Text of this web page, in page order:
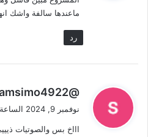
ماعندها سالفة واشك
رد
ي
ل
@samsimo4922
نوفمبر 9, 2024 الساعة 12:51 ص
اااخ بس والصوتيات